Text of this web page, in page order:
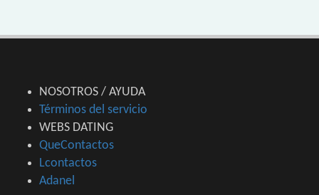
NOSOTROS / AYUDA
Términos del servicio
WEBS DATING
QueContactos
Lcontactos
Adanel